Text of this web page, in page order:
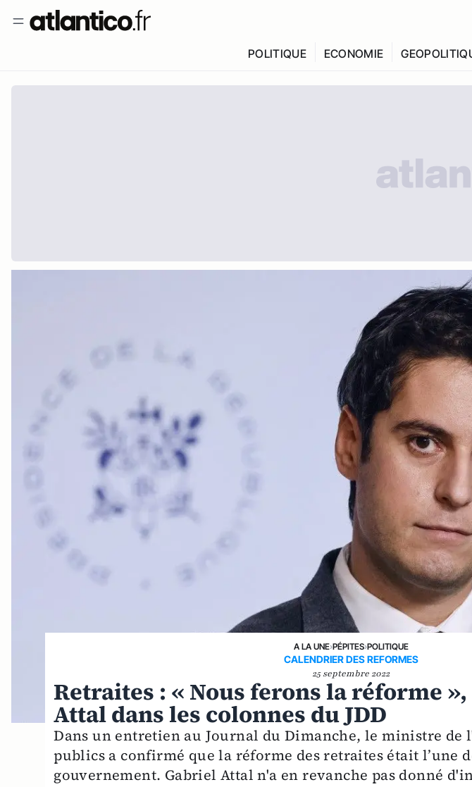
POLITIQUE ECONOMIE
A LA UNE›PÉPITES›POLITIQUE
CALENDRIER DES REFORMES
25 septembre 2022
Retraites : « Nous ferons la réforme
Attal dans les colonnes du JDD
Dans un entretien au Journal du Dimanche, le ministre de
publics a confirmé que la réforme des retraites était l’une
gouvernement. Gabriel Attal n'a en revanche pas donné